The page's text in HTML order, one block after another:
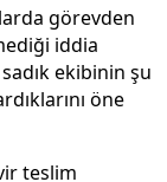
görevden
iddia
sadık ekibinin şu
öne
teslim